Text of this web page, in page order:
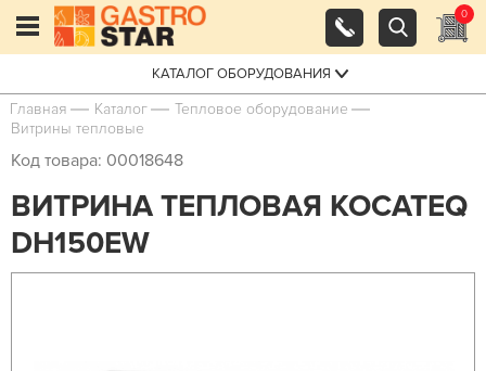
0
КАТАЛОГ ОБОРУДОВАНИЯ
Главная Каталог
Тепловое оборудование
Витрины тепловые
Код товара: 00018648
ВИТРИНА ТЕПЛОВАЯ KOCATEQ
DH150EW